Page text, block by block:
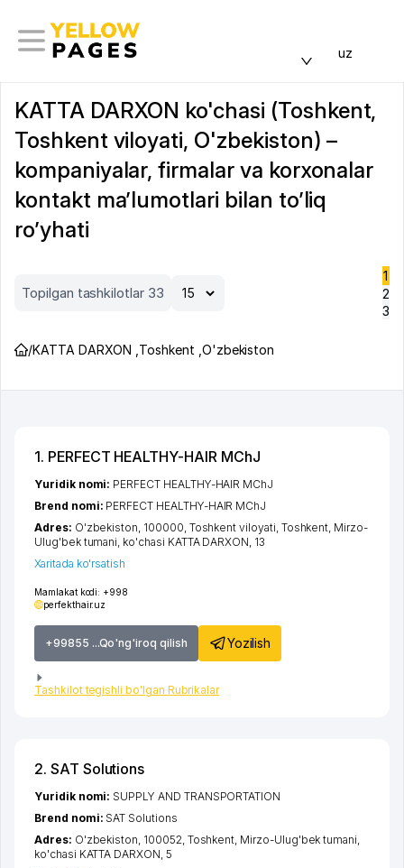
uz
KATTA DARXON ko'chasi (Toshkent,
Toshkent viloyati, O'zbekiston) –
kompaniyalar, firmalar va korxonalar
kontakt ma’lumotlari bilan to’liq
ro’yhati
Topilgan tashkilotlar 33
1
2
3
/KATTA DARXON Toshkent O'zbekiston
1. PERFECT HEALTHY-HAIR MChJ
Mamlakat kodi: +998
perfekthair.uz
+99855 ...Qo'ng'iroq qilish Yozilish
Tashkilot tegishli bo'lgan Rubrikalar
Yuridik nomi: PERFECT HEALTHY-HAIR MChJ
Brend nomi: PERFECT HEALTHY-HAIR MChJ
Adres: O'zbekiston, 100000, Toshkent viloyati, Toshkent, Mirzo-
Ulug'bek tumani, ko'chasi KATTA DARXON, 13
Xaritada ko'rsatish
2. SAT Solutions
Yuridik nomi: SUPPLY AND TRANSPORTATION
Brend nomi: SAT Solutions
Adres: O'zbekiston, 100052, Toshkent, Mirzo-Ulug'bek tumani,
ko'chasi KATTA DARXON, 5